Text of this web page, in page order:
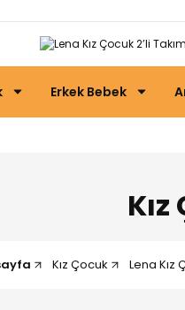
Erkek Bebek
Kız Çocuk Lena Kız